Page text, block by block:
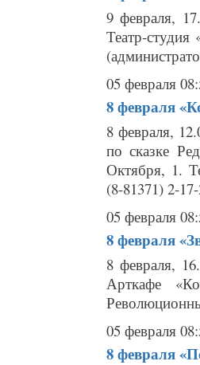
9 февраля,
Театр-
05 февраля
8 февраля
8 февраля,
по сказке
Октября, 1.
(8-81371) 2-
05 февраля
8 февраля
8 февраля,
Арткафе
05 февраля
8 февраля